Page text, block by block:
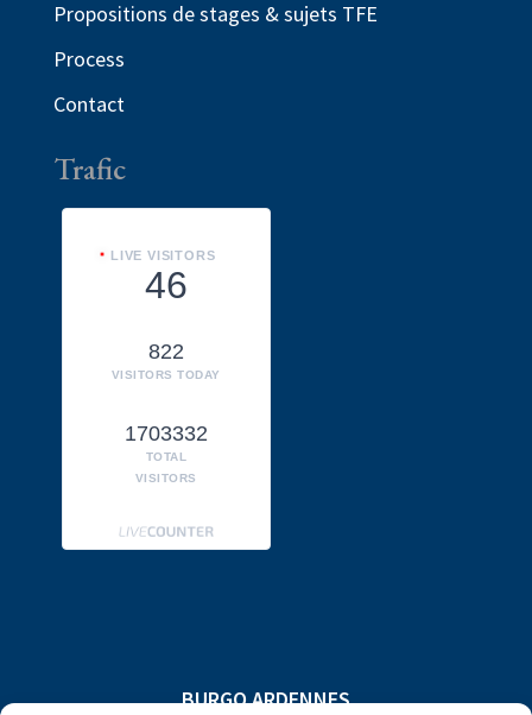
Propositions de stages & sujets TFE
Process
Contact
Trafic
LIVE VISITORS
46
822
VISITORS TODAY
1703332
TOTAL
VISITORS
BURGO ARDENNES